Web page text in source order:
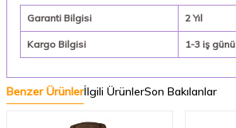
Garanti Bilgisi 2 Yıl
Kargo Bilgisi 1-3 iş günü
Benzer Ürünlerİlgili ÜrünlerSon Bakılanlar